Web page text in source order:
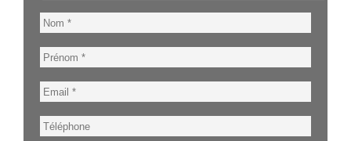
Nom
Prénom
Email
Téléphone